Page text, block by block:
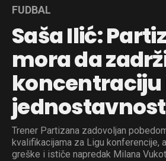
FUDBAL
Saša Ilić:
mora da
koncentraciju
Trener Partizana zadovoljan
kvalifikacijama za Ligu konferencije,
greške i ističe napredak Milana